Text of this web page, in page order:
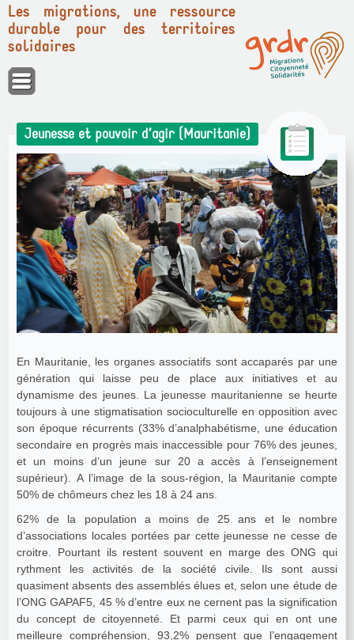
Panneau de gestion des cookies
Les migrations, une ressource
durable pour des territoires
solidaires
Jeunesse et pouvoir d’agir (Mauritanie)
En Mauritanie, les organes associatifs sont accaparés par une
génération qui laisse peu de place aux initiatives et au
dynamisme des jeunes. La jeunesse mauritanienne se heurte
toujours à une stigmatisation socioculturelle en opposition avec
son époque récurrents (33% d’analphabétisme, une éducation
secondaire en progrès mais inaccessible pour 76% des jeunes,
et un moins d’un jeune sur 20 a accès à l’enseignement
supérieur). A l’image de la sous-région, la Mauritanie compte
50% de chômeurs chez les 18 à 24 ans.
62% de la population a moins de 25 ans et le nombre
d’associations locales portées par cette jeunesse ne cesse de
croitre. Pourtant ils restent souvent en marge des ONG qui
rythment les activités de la société civile. Ils sont aussi
quasiment absents des assemblés élues et, selon une étude de
l’ONG GAPAF5, 45 % d’entre eux ne cernent pas la signification
du concept de citoyenneté. Et parmi ceux qui en ont une
meilleure compréhension, 93,2% pensent que l’engagement